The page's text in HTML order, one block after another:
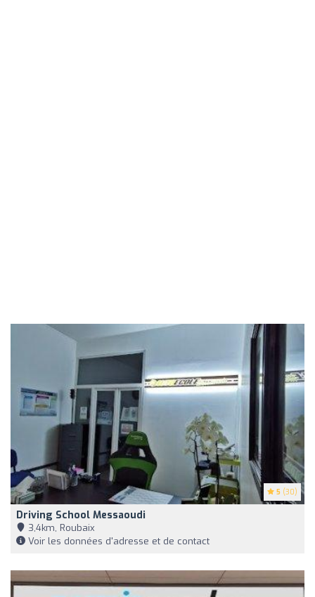
5 (30)
Driving School Messaoudi
3,4km, Roubaix
Voir les données d'adresse et de contact